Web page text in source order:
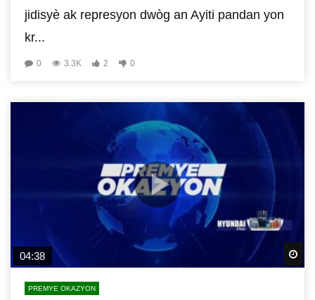
jidisyè ak represyon dwòg an Ayiti pandan yon
kr...
0 3.3K 2 0
04:38
PREMYE OKAZYON